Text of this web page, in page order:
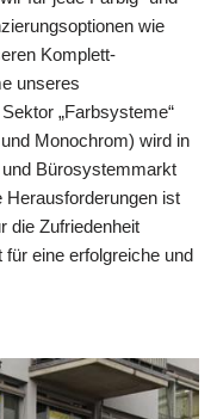
wie
Komplett-
unseres
„Farbsysteme“
Monochrom) wird in
Bürosystemmarkt
Herausforderungen ist
die Zufriedenheit
eine erfolgreiche und